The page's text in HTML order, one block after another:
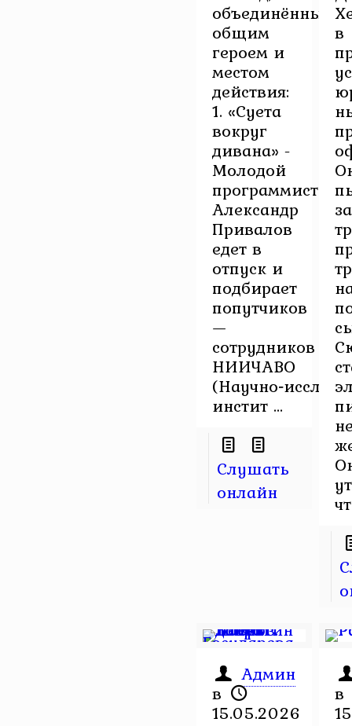
объединённый
общим
героем и
местом
действия:
1. «Суета
вокруг
дивана» -
Молодой
программист
Александр
Привалов
едет в
отпуск и
подбирает
попутчиков
—
сотрудников
НИИЧАВО
инстит ...
Слушать
онлайн
в
Админ
в
15.05.2026
в